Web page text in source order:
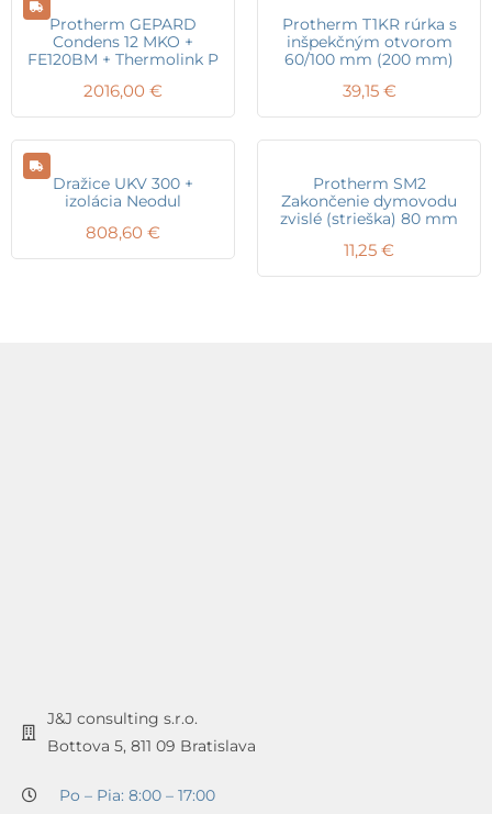
Protherm GEPARD
Condens 12 MKO +
FE120BM + Thermolink P
2016,00 €
Protherm T1KR rúrka s
inšpekčným otvorom
60/100 mm (200 mm)
39,15 €
Dražice UKV 300 +
izolácia Neodul
808,60 €
Protherm SM2
Zakončenie dymovodu
zvislé (strieška) 80 mm
11,25 €
J&J consulting s.r.o.
Bottova 5, 811 09 Bratislava
Po – Pia: 8:00 – 17:00